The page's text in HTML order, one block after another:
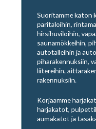
Suoritamme katon
paritaloihin,
hirsihuviloihin,
saunamökkeihin,
autotalleihin ja
piharakennuksiin,
liitereihin,
rakennuksiin.
Korjaamme
harjakatot,
aumakatot ja